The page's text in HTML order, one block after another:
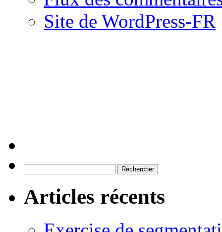
Site de WordPress-FR
Articles récents